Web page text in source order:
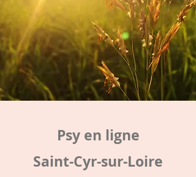
Psy en ligne
Saint-Cyr-sur-Loire